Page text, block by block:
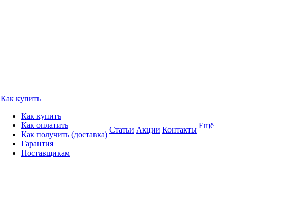
Как купить
Как купить
Как оплатить
Как получить (доставка)
Гарантия
Поставщикам
Статьи Акции Контакты Ещё